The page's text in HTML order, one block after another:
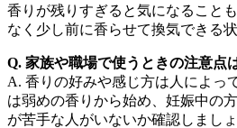
香りが残りすぎると気になること
なく少し前に香らせて換気できる
Q. 家族や職場で使うときの注意点
A. 香りの好みや感じ方は人によっ
は弱めの香りから始め、妊娠中の
が苦手な人がいないか確認しましょ